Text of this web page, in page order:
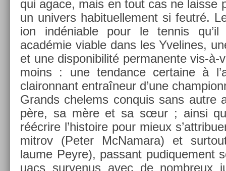
qui agace, mais en tout cas ne lais­se
un uni­v­ers habituel­le­ment si feutré.
ion in­déni­able pour le ten­nis
académie vi­able dans les Yvelines,
et une dis­ponibilité per­manen­te vis-à-
moins : une ten­dance cer­taine à
clairon­nant entraîneur d’une
Grands chelems con­quis sans autre
père, sa mère et sa sœur ; ainsi
réécrire l’his­toire pour mieux
mit­rov (Peter McNamara) et
laume Peyre), pas­sant pudique­ment
uacs sur­venus avec de nombreux